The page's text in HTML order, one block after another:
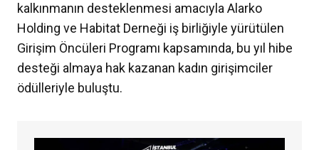
kalkınmanın desteklenmesi amacıyla Alarko
Holding ve Habitat Derneği iş birliğiyle yürütülen
Girişim Öncüleri Programı kapsamında, bu yıl hibe
desteği almaya hak kazanan kadın girişimciler
ödülleriyle buluştu.